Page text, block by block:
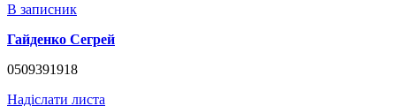
В записник
Гайденко Сегрей
0509391918
Надіслати листа